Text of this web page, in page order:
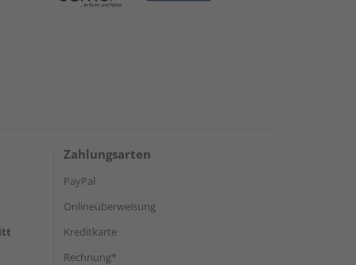
Zahlungsarten
PayPal
Onlineüberweisung
Kreditkarte
Rechnung*